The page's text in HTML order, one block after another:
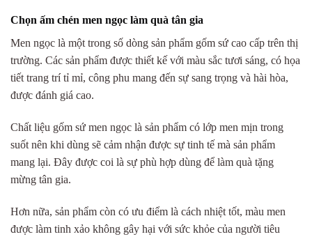
Chọn ấm chén men ngọc làm quà tân gia
Men ngọc là một trong số dòng sản phẩm gốm sứ cao cấp trên thị
trường. Các sản phẩm được thiết kế với màu sắc tươi sáng, có họa
tiết trang trí tỉ mỉ, công phu mang đến sự sang trọng và hài hòa,
được đánh giá cao.
Chất liệu gốm sứ men ngọc là sản phẩm có lớp men mịn trong
suốt nên khi dùng sẽ cảm nhận được sự tinh tế mà sản phẩm
mang lại. Đây được coi là sự phù hợp dùng để làm quà tặng
mừng tân gia.
Hơn nữa, sản phẩm còn có ưu điểm là cách nhiệt tốt, màu men
được làm tinh xảo không gây hại với sức khỏe của người tiêu